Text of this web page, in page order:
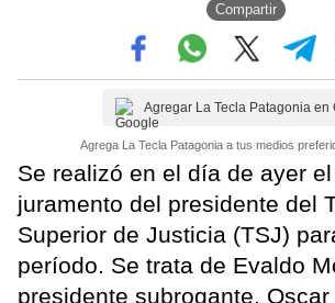
Compartir
Agregar La Tecla Patagonia en
Agrega La Tecla Patagonia a tus medios
Se realizó en el día de ayer
juramento del presidente del
Superior de Justicia (TSJ)
período. Se trata de Evaldo
presidente subrogante, Oscar